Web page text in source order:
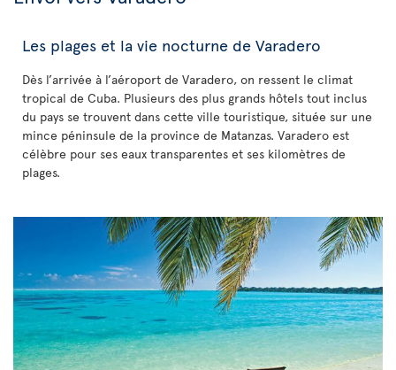
Les plages et la vie nocturne de Varadero
Dès l’arrivée à l’aéroport de Varadero, on ressent le climat
tropical de Cuba. Plusieurs des plus grands hôtels tout inclus
du pays se trouvent dans cette ville touristique, située sur une
mince péninsule de la province de Matanzas. Varadero est
célèbre pour ses eaux transparentes et ses kilomètres de
plages.